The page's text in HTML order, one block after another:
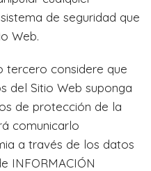
de seguridad que
Web.
tercero considere que
del Sitio Web suponga
de protección de la
comunicarlo
a través de los datos
INFORMACIÓN